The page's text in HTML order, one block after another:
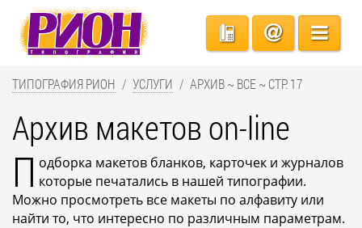
ТИПОГРАФИЯ РИОН УСЛУГИ АРХИВ ~ ВСЕ ~ СТР. 17
Архив макетов on-line
П одборка макетов бланков, карточек и журналов
которые печатались в нашей типографии.
Можно просмотреть все макеты по алфавиту или
найти то, что интересно по различным параметрам.